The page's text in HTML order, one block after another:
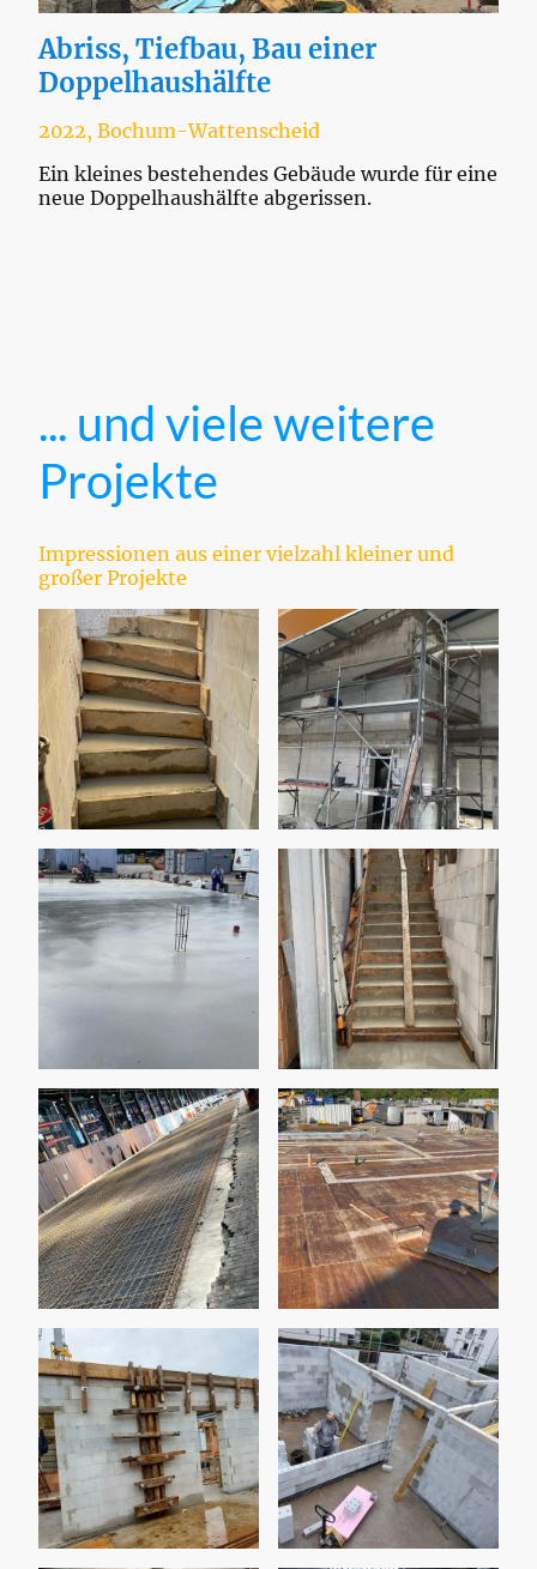
Abriss, Tiefbau, Bau einer
Doppelhaushälfte
2022, Bochum-Wattenscheid
Ein kleines bestehendes Gebäude wurde für eine
neue Doppelhaushälfte abgerissen.
... und viele weitere
Projekte
Impressionen aus einer vielzahl kleiner und
großer Projekte